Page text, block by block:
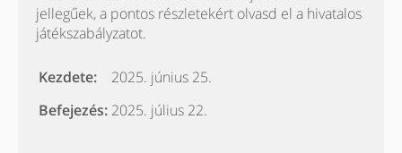
jellegűek, a pontos részletekért olvasd el a hivatalos
játékszabályzatot.
Kezdete:
2025. június 25.
Befejezés: 2025. július 22.